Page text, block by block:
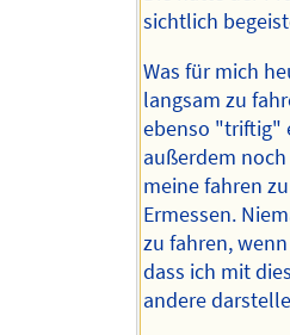
sichtlich
Was für mich
langsam zu
ebenso "triftig"
außerdem
meine fahren
Ermessen.
zu fahren,
dass ich mit
andere